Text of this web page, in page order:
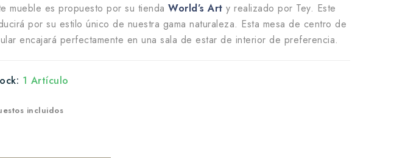
mueble es propuesto por su tienda World’s Art y realizado por Tey. Este
por su estilo único de nuestra gama naturaleza. Esta mesa de centro de
encajará perfectamente en una sala de estar de interior de preferencia.
1 Artículo
incluidos